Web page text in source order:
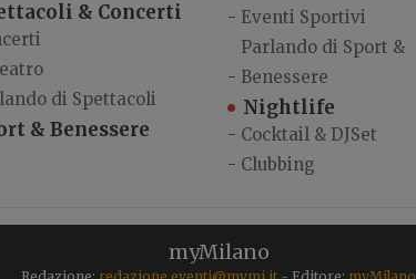
& Concerti
di Spettacoli
& Benessere
- Eventi Sportivi
-
Parlando di Sport &
Benessere
Nightlife
- Cocktail & DJSet
- Clubbing
myMilano